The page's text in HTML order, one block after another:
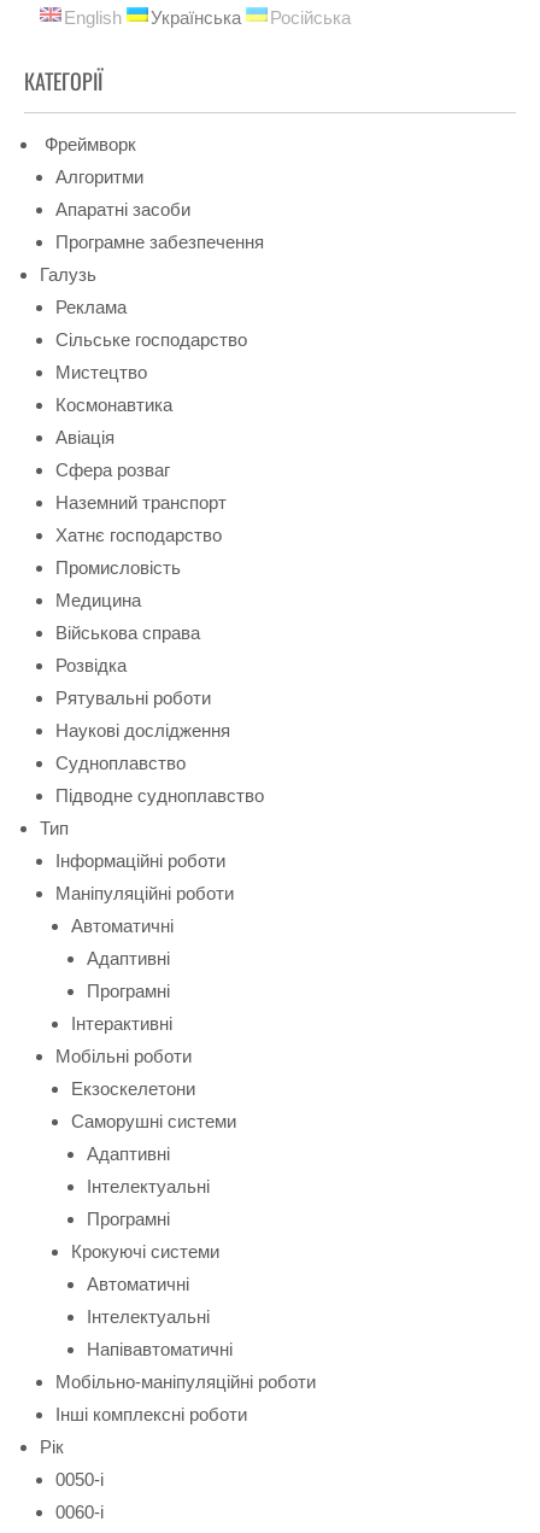
English Українська Російська
КАТЕГОРІЇ
Фреймворк
Алгоритми
Апаратні засоби
Програмне забезпечення
Галузь
Реклама
Сільське господарство
Мистецтво
Космонавтика
Авіація
Сфера розваг
Наземний транспорт
Хатнє господарство
Промисловість
Медицина
Військова справа
Розвідка
Рятувальні роботи
Наукові дослідження
Судноплавство
Підводне судноплавство
Тип
Інформаційні роботи
Маніпуляційні роботи
Автоматичні
Адаптивні
Програмні
Інтерактивні
Мобільні роботи
Екзоскелетони
Саморушні системи
Адаптивні
Інтелектуальні
Програмні
Крокуючі системи
Автоматичні
Інтелектуальні
Напівавтоматичні
Мобільно-маніпуляційні роботи
Інші комплексні роботи
Рік
0050-і
0060-і